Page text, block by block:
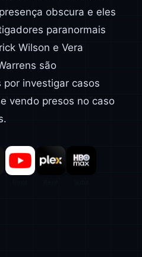
obscura e eles
paranormais
Wilson e Vera
são
investigar casos
vendo presos no caso